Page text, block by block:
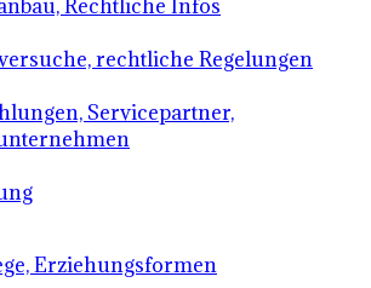
Rechtliche Infos
rechtliche Regelungen
Servicepartner,
Erziehungsformen